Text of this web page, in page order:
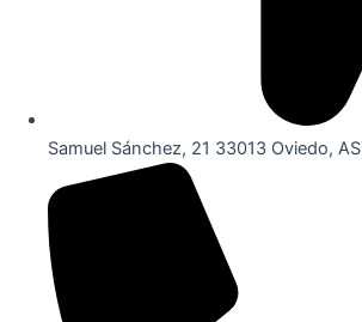
Samuel Sánchez, 21 33013 Oviedo,